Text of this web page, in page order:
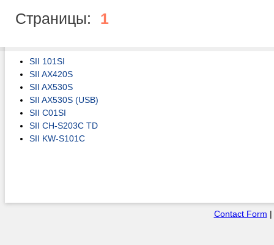
Страницы: 1
SII 101SI
SII AX420S
SII AX530S
SII AX530S (USB)
SII C01SI
SII CH-S203C TD
SII KW-S101C
Contact Form |